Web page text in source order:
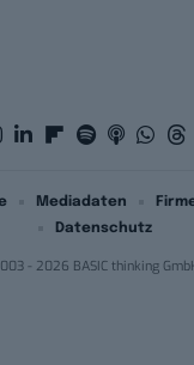
- 2026 BASIC thinking
Mediadaten
Datenschutz